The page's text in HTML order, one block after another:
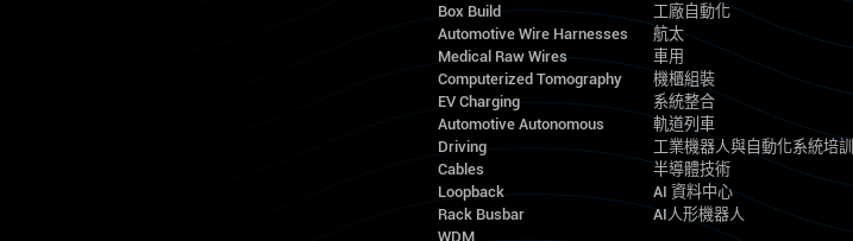
Box Build
Automotive Wire Harnesses
Medical Raw Wires
Computerized Tomography
EV Charging
Automotive Autonomous
Driving
Cables
Loopback
Rack Busbar
WDM
工廠自動化
航太
車用
機櫃組裝
系統整合
軌道列車
工業機器人與自動化系統培訓
半導體技術
AI 資料中心
AI人形機器人